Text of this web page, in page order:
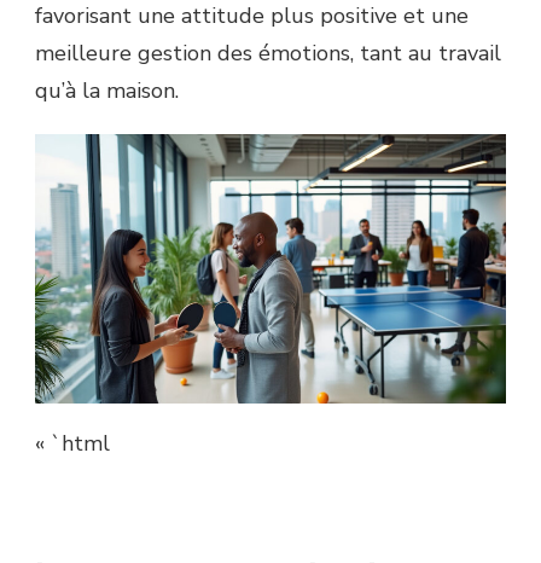
favorisant une attitude plus positive et une
meilleure gestion des émotions, tant au travail
qu’à la maison.
« `html